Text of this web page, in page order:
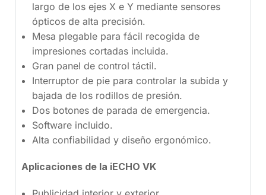
largo de los ejes X e Y mediante sensores
ópticos de alta precisión.
Mesa plegable para fácil recogida de
impresiones cortadas incluida.
Gran panel de control táctil.
Interruptor de pie para controlar la subida y
bajada de los rodillos de presión.
Dos botones de parada de emergencia.
Software incluido.
Alta confiabilidad y diseño ergonómico.
Aplicaciones de la iECHO VK